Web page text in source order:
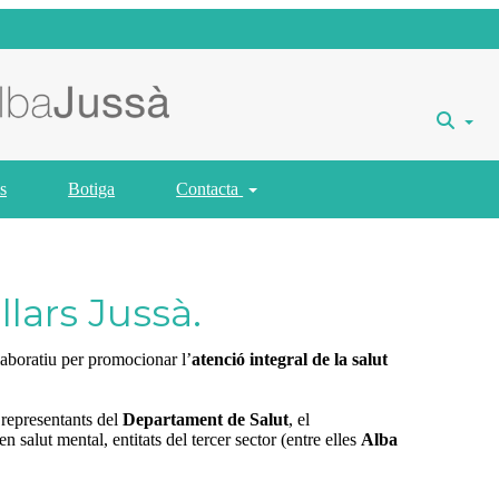
Botiga Contacta
Jussà.
per promocionar l’atenció integral de la salut
del Departament de Salut, el
salut mental, entitats del tercer sector (entre elles Alba